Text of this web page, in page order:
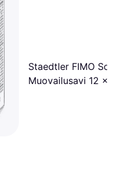
Staedtler FIMO Soft
Muovailusavi 12 x 25